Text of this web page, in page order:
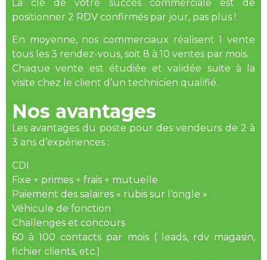
La clé de votre succès commerciale est de
positionner 2 RDV confirmés par jour, pas plus !
En moyenne, nos commerciaux réalisent 1 vente
tous les 3 rendez-vous, soit 8 à 10 ventes par mois.
Chaque vente est étudiée et validée suite à la
visite chez le client d’un technicien qualifié.
Nos avantages
Les avantages du poste pour des vendeurs de 2 à
3 ans d’expériences :
CDI
Fixe + primes + frais + mutuelle
Paiement des salaires « rubis sur l’ongle »
Véhicule de fonction
Challenges et concours
60 à 100 contacts par mois ( leads, rdv magasin,
fichier clients, etc.)